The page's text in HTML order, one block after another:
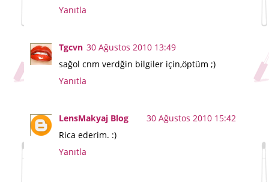
Yanıtla
Tgcvn 30 Ağustos 2010 13:49
sağol cnm verdğin bilgiler için,öptüm ;)
Yanıtla
LensMakyaj Blog
30 Ağustos 2010 15:42
Rica ederim. :)
Yanıtla